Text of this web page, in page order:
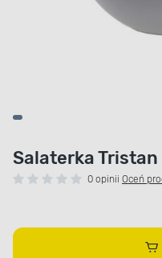
Salaterka Tristan
0 opinii Oceń